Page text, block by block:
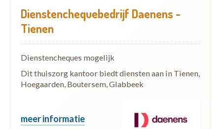
Dienstenchequebedrijf Daenens -
Tienen
Dienstencheques mogelijk
Dit thuiszorg kantoor biedt diensten aan in Tienen,
Hoegaarden, Boutersem, Glabbeek
meer informatie